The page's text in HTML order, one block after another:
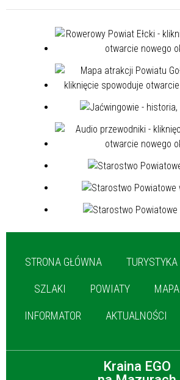
STRONA GŁÓWNA TURYSTYKA
SZLAKI POWIATY MAPA
INFORMATOR AKTUALNOŚCI
Kraina EGO